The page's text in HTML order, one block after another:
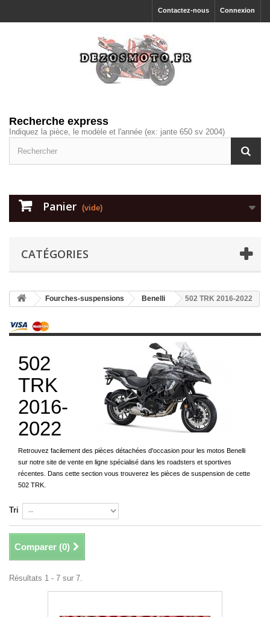
Connexion
Contactez-nous
Recherche express
Indiquez la pièce, le modèle et l'année (ex: jante 650 sv 2004)
Panier (vide)
CATÉGORIES
Fourches-suspensions Benelli 502 TRK 2016-2022
502
TRK
2016-
2022
Retrouvez facilement des pièces détachées d'occasion pour les motos Benelli
sur notre site de vente en ligne spécialisé dans les roadsters et sportives
récentes. Dans cette section vous trouverez les pièces de suspension de cette
502 TRK.
Tri
Comparer (0)
Résultats 1 - 7 sur 7.